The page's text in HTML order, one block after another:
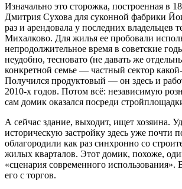
Изначально это сторожка, построенная в
Дмитрия Сухова для суконной фабрики
раз и арендовала у последних владельцев
Михалково. Для жилья ее пробовали
непродолжительное время в советские
неудобно, тесновато (не давать же
конкретной семье — частный сектор
Получился продуктовый — он здесь и
2010-х годов. Потом всё: независимую
сам домик оказался посреди
А сейчас здание, выходит, ищет хозяина.
историческую застройку здесь уже почти
облагородили как раз синхронно со
жилых кварталов. Этот домик, похоже,
«сценария современного использования».
его с торгов.